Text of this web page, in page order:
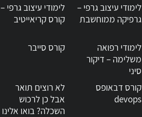
לימודי עיצוב גרפי –
גרפיקה ממוחשבת
לימודי עיצוב גרפי –
קורס קריאייטיב
לימודי רפואה
משלימה – דיקור
סיני
קורס סייבר
קורס דבאופס
devops
לא רוצים תואר
אבל כן לרכוש
השכלה? בואו אלינו